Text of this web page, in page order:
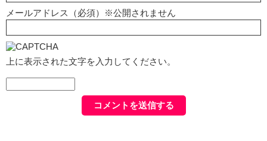
メールアドレス（必須）※公開されません
上に表示された文字を入力してください。